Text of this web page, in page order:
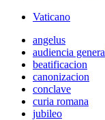
Vaticano
angelus
audiencia
beatificacion
canonizacion
conclave
curia romana
jubileo